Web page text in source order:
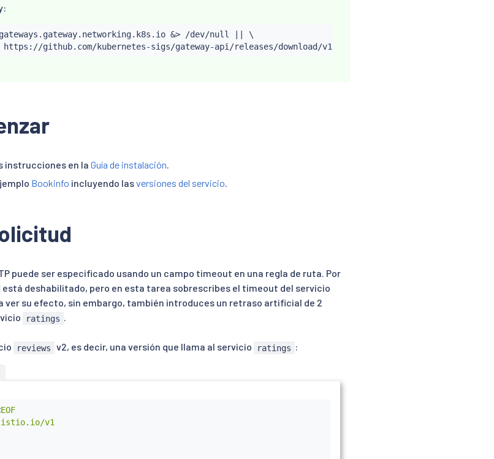
&> /dev/null ||
\
instrucciones en la Guía de instalación.
Bookinfo incluyendo lasversiones del servicio.
puede ser especificado usando un campo timeout en una regla de ruta. Por
deshabilitado, pero en esta tarea sobrescribes el timeout del servicio
ver su efecto, sin embargo, también introduces un retraso artificial de 2
ratings .
reviews v2, es decir, una versión que llama al servicio ratings :
EOF
v1